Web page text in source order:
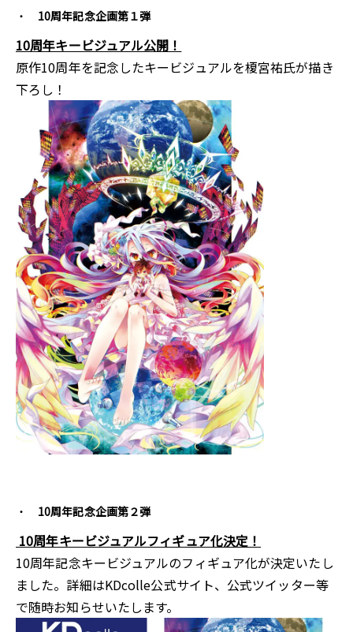
10周年記念企画第１弾
10周年キービジュアル公開！
原作10周年を記念したキービジュアルを榎宮祐氏が描き
下ろし！
10周年記念企画第２弾
10周年キービジュアルフィギュア化決定！
10周年記念キービジュアルのフィギュア化が決定いたし
ました。詳細はKDcolle公式サイト、公式ツイッター等
で随時お知らせいたします。